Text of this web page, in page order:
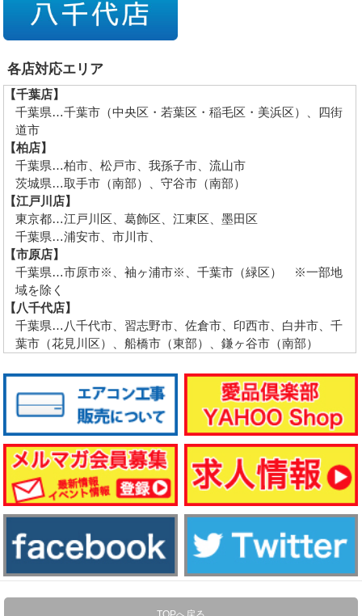
各店対応エリア
【千葉店】
千葉県…千葉市（中央区・若葉区・稲毛区・美浜区）、四街
道市
【柏店】
千葉県…柏市、松戸市、我孫子市、流山市
茨城県…取手市（南部）、守谷市（南部）
【江戸川店】
東京都…江戸川区、葛飾区、江東区、墨田区
千葉県…浦安市、市川市、
【市原店】
千葉県…市原市※、袖ヶ浦市※、千葉市（緑区） ※一部地
域を除く
【八千代店】
千葉県…八千代市、習志野市、佐倉市、印西市、白井市、千
葉市（花見川区）、船橋市（東部）、鎌ヶ谷市（南部）